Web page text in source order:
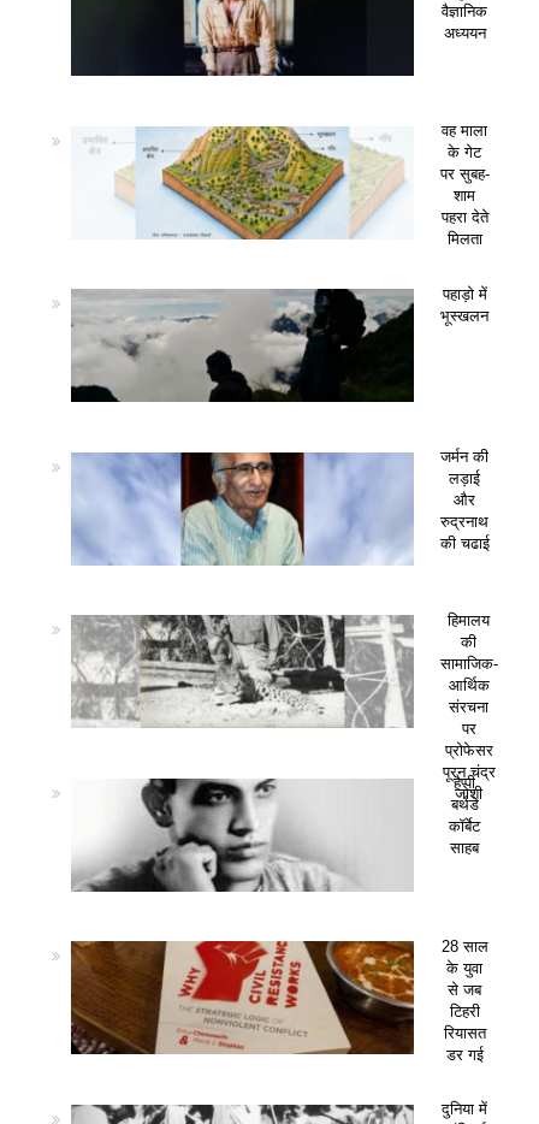
वैज्ञानिक
अध्ययन
वह माला
के गेट
पर सुबह-
शाम
पहरा देते
मिलता
पहाड़ो में
भूस्खलन
जर्मन की
लड़ाई
और
रुद्रनाथ
की चढाई
हिमालय
की
सामाजिक-
आर्थिक
संरचना
पर
प्रोफेसर
पूरन चंद्र
जोशी
हैप्पी
बर्थडे
कॉर्बेट
साहब
28 साल
के युवा
से जब
टिहरी
रियासत
डर गई
दुनिया में